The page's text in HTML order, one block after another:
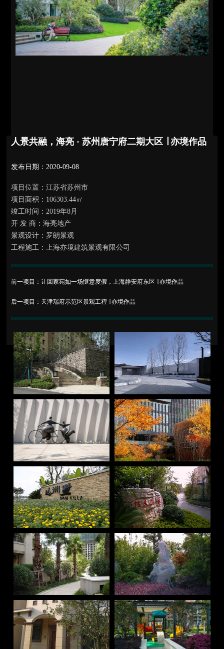
人景共融，海亮 · 苏州唐宁府二期大区 ∣ 亦境作品
发布日期：2020-09-08
项目位置：江苏省苏州市
项目面积：106303.44㎡
竣工时间：2019年8月
开 发 商：海亮地产
景观设计：罗朗景观
工程施工：上海亦境建筑景观有限公司
前一项目：让回家宛如一场惬意度假，上海静安府东区 ∣ 亦境作品
后一项目：天津瑞府示范区景观工程 ∣ 亦境作品